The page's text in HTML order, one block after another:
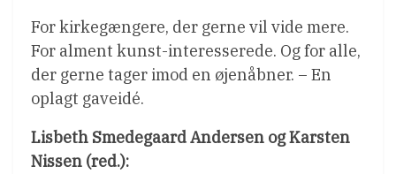
For kirkegængere, der gerne vil vide mere.
For alment kunst-interesserede. Og for alle,
der gerne tager imod en øjenåbner. – En
oplagt gaveidé.
Lisbeth Smedegaard Andersen og Karsten
Nissen (red.):